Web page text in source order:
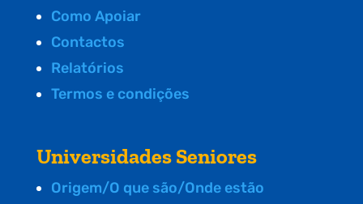
Como Apoiar
Contactos
Relatórios
Termos e condições
Universidades Seniores
Origem/O que são/Onde estão